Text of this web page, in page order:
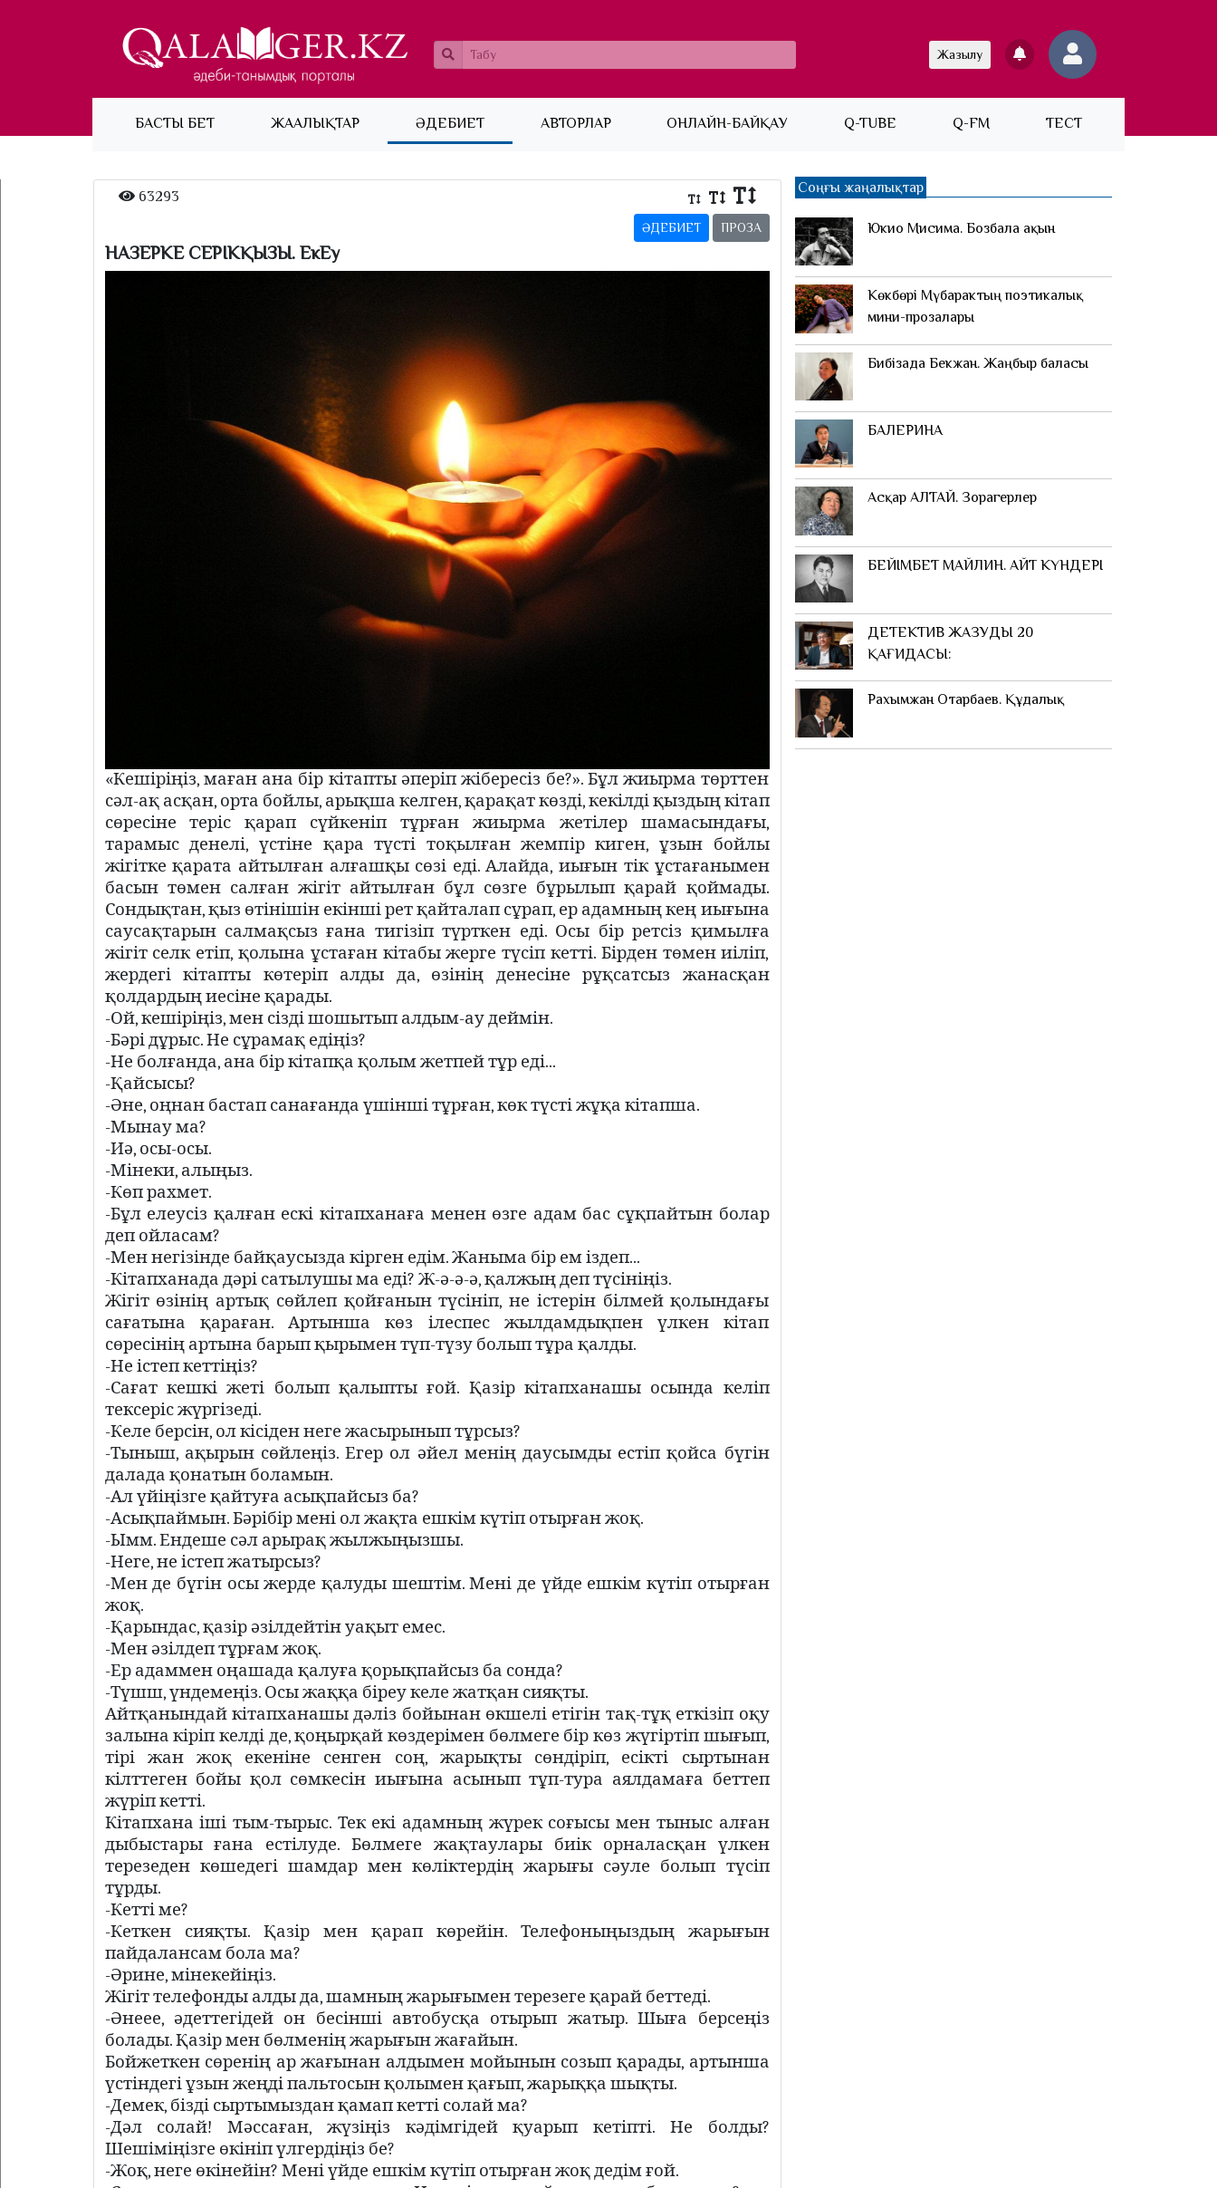
Жазылу
БАСТЫ БЕТ(current) ЖАҢАЛЫҚТАР ӘДЕБИЕТ АВТОРЛАР ОНЛАЙН-БАЙҚАУ Q-TUBE Q-FM ТЕСТ
63293
ӘДЕБИЕТ ПРОЗА
НАЗЕРКЕ СЕРІКҚЫЗЫ. ЕкЕу
«Кешіріңіз, маған ана бір кітапты әперіп жібересіз бе?». Бұл жиырма төрттен
сәл-ақ асқан, орта бойлы, арықша келген, қарақат көзді, кекілді қыздың кітап
сөресіне теріс қарап сүйкеніп тұрған жиырма жетілер шамасындағы,
тарамыс денелі, үстіне қара түсті тоқылған жемпір киген, ұзын бойлы
жігітке қарата айтылған алғашқы сөзі еді. Алайда, иығын тік ұстағанымен
басын төмен салған жігіт айтылған бұл сөзге бұрылып қарай қоймады.
Сондықтан, қыз өтінішін екінші рет қайталап сұрап, ер адамның кең иығына
саусақтарын салмақсыз ғана тигізіп түрткен еді. Осы бір ретсіз қимылға
жігіт селк етіп, қолына ұстаған кітабы жерге түсіп кетті. Бірден төмен иіліп,
жердегі кітапты көтеріп алды да, өзінің денесіне рұқсатсыз жанасқан
қолдардың иесіне қарады.
-Ой, кешіріңіз, мен сізді шошытып алдым-ау деймін.
-Бәрі дұрыс. Не сұрамақ едіңіз?
-Не болғанда, ана бір кітапқа қолым жетпей тұр еді...
-Қайсысы?
-Әне, оңнан бастап санағанда үшінші тұрған, көк түсті жұқа кітапша.
-Мынау ма?
-Иә, осы-осы.
-Мінеки, алыңыз.
-Көп рахмет.
-Бұл елеусіз қалған ескі кітапханаға менен өзге адам бас сұқпайтын болар
деп ойласам?
-Мен негізінде байқаусызда кірген едім. Жаныма бір ем іздеп...
-Кітапханада дәрі сатылушы ма еді? Ж-ә-ә-ә, қалжың деп түсініңіз.
Жігіт өзінің артық сөйлеп қойғанын түсініп, не істерін білмей қолындағы
сағатына қараған. Артынша көз ілеспес жылдамдықпен үлкен кітап
сөресінің артына барып қырымен түп-түзу болып тұра қалды.
-Не істеп кеттіңіз?
-Сағат кешкі жеті болып қалыпты ғой. Қазір кітапханашы осында келіп
тексеріс жүргізеді.
-Келе берсін, ол кісіден неге жасырынып тұрсыз?
-Тыныш, ақырын сөйлеңіз. Егер ол әйел менің даусымды естіп қойса бүгін
далада қонатын боламын.
-Ал үйіңізге қайтуға асықпайсыз ба?
-Асықпаймын. Бәрібір мені ол жақта ешкім күтіп отырған жоқ.
-Ымм. Ендеше сәл арырақ жылжыңызшы.
-Неге, не істеп жатырсыз?
-Мен де бүгін осы жерде қалуды шештім. Мені де үйде ешкім күтіп отырған
жоқ.
-Қарындас, қазір әзілдейтін уақыт емес.
-Мен әзілдеп тұрғам жоқ.
-Ер адаммен оңашада қалуға қорықпайсыз ба сонда?
-Түшш, үндемеңіз. Осы жаққа біреу келе жатқан сияқты.
Айтқанындай кітапханашы дәліз бойынан өкшелі етігін тақ-тұқ еткізіп оқу
залына кіріп келді де, қоңырқай көздерімен бөлмеге бір көз жүгіртіп шығып,
тірі жан жоқ екеніне сенген соң, жарықты сөндіріп, есікті сыртынан
кілттеген бойы қол сөмкесін иығына асынып тұп-тура аялдамаға беттеп
жүріп кетті.
Кітапхана іші тым-тырыс. Тек екі адамның жүрек соғысы мен тыныс алған
дыбыстары ғана естілуде. Бөлмеге жақтаулары биік орналасқан үлкен
терезеден көшедегі шамдар мен көліктердің жарығы сәуле болып түсіп
тұрды.
-Кетті ме?
-Кеткен сияқты. Қазір мен қарап көрейін. Телефоныңыздың жарығын
пайдалансам бола ма?
-Әрине, мінекейіңіз.
Жігіт телефонды алды да, шамның жарығымен терезеге қарай беттеді.
-Әнеее, әдеттегідей он бесінші автобусқа отырып жатыр. Шыға берсеңіз
болады. Қазір мен бөлменің жарығын жағайын.
Бойжеткен сөренің ар жағынан алдымен мойынын созып қарады, артынша
үстіндегі ұзын жеңді пальтосын қолымен қағып, жарыққа шықты.
-Демек, бізді сыртымыздан қамап кетті солай ма?
-Дәл солай! Мәссаған, жүзіңіз кәдімгідей қуарып кетіпті. Не болды?
Шешіміңізге өкініп үлгердіңіз бе?
-Жоқ, неге өкінейін? Мені үйде ешкім күтіп отырған жоқ дедім ғой.
Соңғы жаңалықтар
Юкио Мисима. Бозбала ақын
Көкбөрі Мүбарактың поэтикалық
мини-прозалары
Бибізада Бекжан. Жаңбыр баласы
БАЛЕРИНА
Асқар АЛТАЙ. Зорагерлер
БЕЙІМБЕТ МАЙЛИН. АЙТ КҮНДЕРІ
ДЕТЕКТИВ ЖАЗУДЫҢ 20
ҚАҒИДАСЫ:
Рахымжан Отарбаев. Құдалық